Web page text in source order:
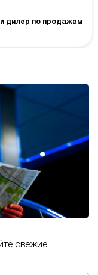
дилер по продажам
свежие